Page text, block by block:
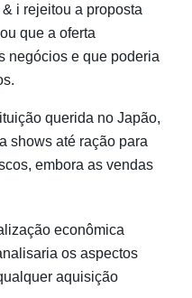
i rejeitou a proposta
que a oferta
negócios e que poderia
querida no Japão,
shows até ração para
embora as vendas
econômica
os aspectos
aquisição